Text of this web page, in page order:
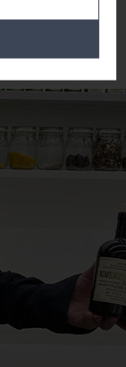
zu dem